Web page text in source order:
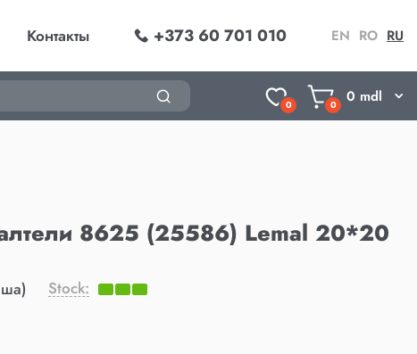
Контакты +373 60 701 010 EN RO RU
0 0 0 mdl
8625 (25586) Lemal 20*20
Stock: